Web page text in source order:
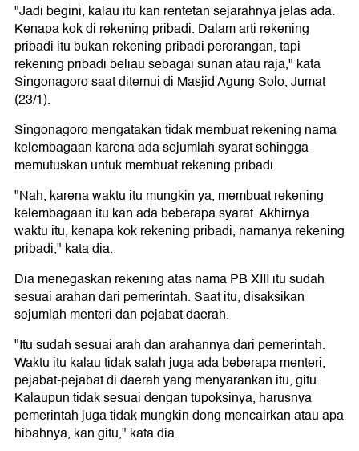
"Jadi begini, kalau itu kan rentetan sejarahnya jelas ada.
Kenapa kok di rekening pribadi. Dalam arti rekening
pribadi itu bukan rekening pribadi perorangan, tapi
rekening pribadi beliau sebagai sunan atau raja," kata
Singonagoro saat ditemui di Masjid Agung Solo, Jumat
(23/1).
Singonagoro mengatakan tidak membuat rekening nama
kelembagaan karena ada sejumlah syarat sehingga
memutuskan untuk membuat rekening pribadi.
"Nah, karena waktu itu mungkin ya, membuat rekening
kelembagaan itu kan ada beberapa syarat. Akhirnya
waktu itu, kenapa kok rekening pribadi, namanya rekening
pribadi," kata dia.
Dia menegaskan rekening atas nama PB XIII itu sudah
sesuai arahan dari pemerintah. Saat itu, disaksikan
sejumlah menteri dan pejabat daerah.
"Itu sudah sesuai arah dan arahannya dari pemerintah.
Waktu itu kalau tidak salah juga ada beberapa menteri,
pejabat-pejabat di daerah yang menyarankan itu, gitu.
Kalaupun tidak sesuai dengan tupoksinya, harusnya
pemerintah juga tidak mungkin dong mencairkan atau apa
hibahnya, kan gitu," kata dia.